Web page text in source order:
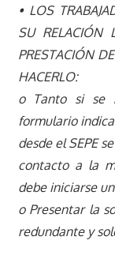
• LOS
SU RELACIÓN
PRESTACIÓN
HACERLO:
o Tanto si se
formulario
desde el SEPE
contacto a la
debe iniciarse
o Presentar la
redundante y